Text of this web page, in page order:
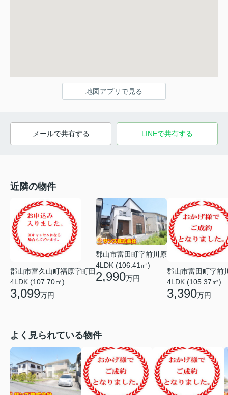
地図アプリで見る
メールで共有する LINEで共有する
近隣の物件
郡山市富久山町福原字町田
4LDK (107.70㎡)
3,099万円
郡山市富田町字前川原
4LDK (106.41㎡)
2,990万円
郡山市富田町字前
4LDK (105.37㎡)
3,390万円
よく見られている物件